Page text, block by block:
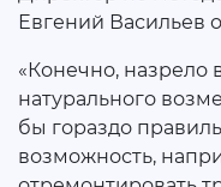
Евгений Васильев
«Конечно,
натурального
бы гораздо
возможность,